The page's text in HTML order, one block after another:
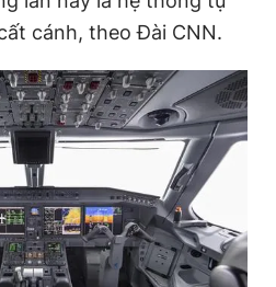
Toàn
Hải Thành
Dũng
Hưng
- BTTTT cấp ngày 24.3.2020
về Báo Thanh Niên. Cấm sao
không có sự chấp thuận bằng văn
JSC.
cánh, theo Đài CNN.